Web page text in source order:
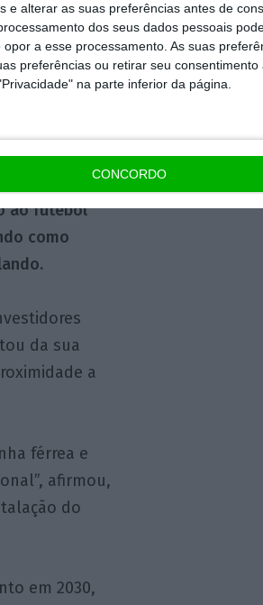
e alterar as suas preferências antes de
dos seus dados pessoais
a esse processamento. As suas
preferências ou retirar seu consentimento
na parte inferior da página.
CONCORDO
ao futebol”
como
da sua
a
férrea e
afirmou,
do
em 2030,